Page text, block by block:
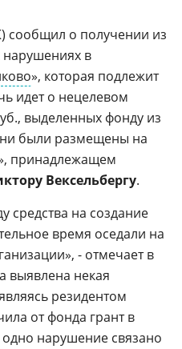
сообщил о получении из
в
», которая подлежит
идет о нецелевом
выделенных фонду из
были размещены на
принадлежащем
Вексельбергу.
средства на создание
время оседали на
- отмечает в
выявлена некая
резидентом
от фонда грант в
нарушение связано